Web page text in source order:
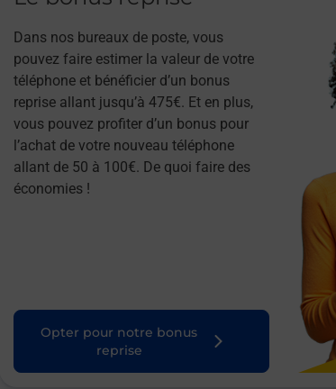
Dans nos bureaux de poste, vous
pouvez faire estimer la valeur de votre
téléphone et bénéficier d’un bonus
reprise allant jusqu’à 475€. Et en plus,
vous pouvez profiter d’un bonus pour
l’achat de votre nouveau téléphone
allant de 50 à 100€. De quoi faire des
économies !
Opter pour notre bonus
reprise